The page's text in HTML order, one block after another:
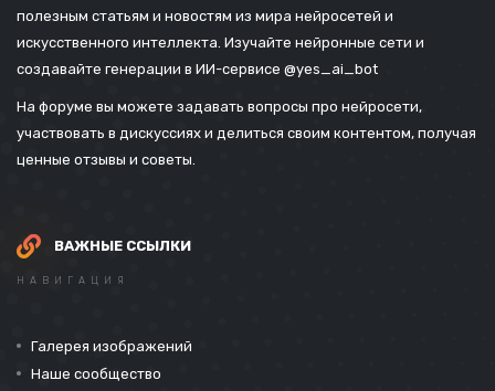
полезным статьям и новостям из мира нейросетей и
искусственного интеллекта. Изучайте нейронные сети и
создавайте генерации в ИИ-сервисе @yes_ai_bot
На форуме вы можете задавать вопросы про нейросети,
участвовать в дискуссиях и делиться своим контентом, получая
ценные отзывы и советы.
ВАЖНЫЕ ССЫЛКИ
НАВИГАЦИЯ
Галерея изображений
Наше сообщество